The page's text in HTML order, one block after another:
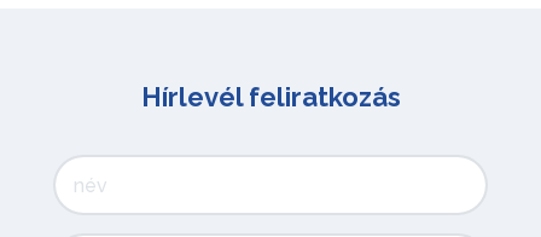
Hírlevél feliratkozás